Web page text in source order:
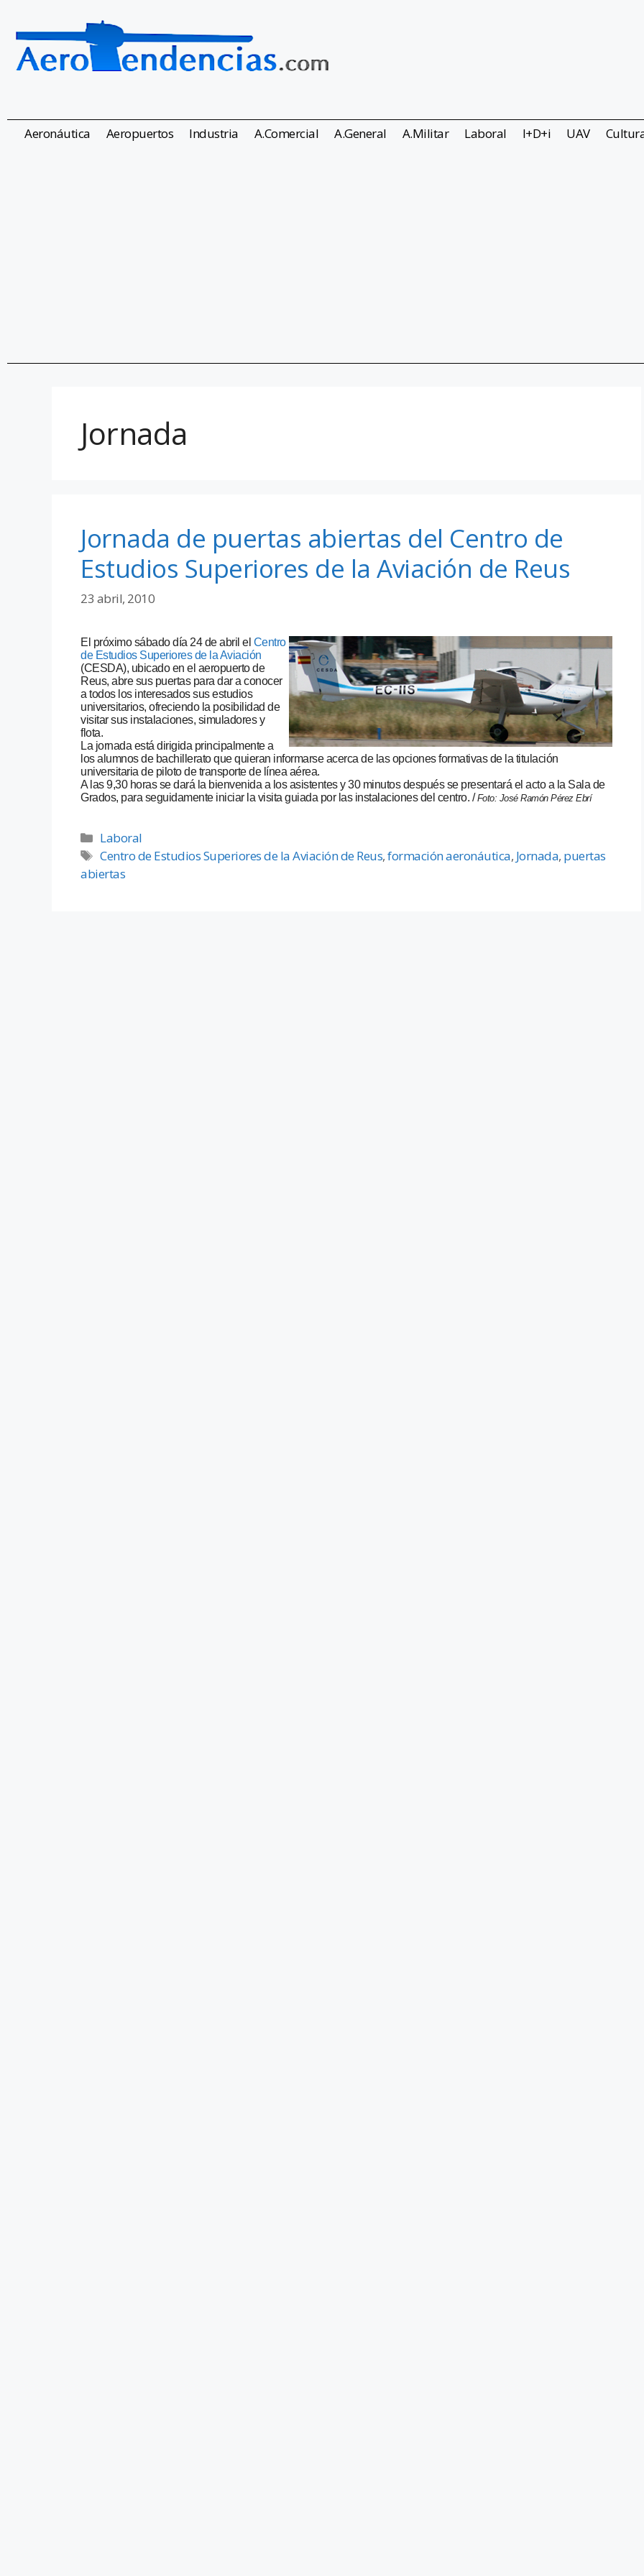
Aeronáutica Aeropuertos Industria A.Comercial A.General A.Militar Laboral I+D+i UAV
Jornada
Jornada de puertas abiertas del Centro de
Estudios Superiores de la Aviación de Reus
23 abril, 2010
El próximo sábado día 24 de abril el Centro
de Estudios Superiores de la Aviación
(CESDA), ubicado en el aeropuerto de
Reus, abre sus puertas para dar a conocer
a todos los interesados sus estudios
universitarios, ofreciendo la posibilidad de
visitar sus instalaciones, simuladores y
flota.
La jornada está dirigida principalmente a
los alumnos de bachillerato que quieran informarse acerca de las opciones formativas de la titulación
universitaria de piloto de transporte de línea aérea.
A las 9,30 horas se dará la bienvenida a los asistentes y 30 minutos después se presentará el acto a la Sala de
Grados, para seguidamente iniciar la visita guiada por las instalaciones del centro. /Foto: José Ramón Pérez Ebrí
Laboral
Centro de Estudios Superiores de la Aviación de Reus,formación aeronáutica, Jornada, puertas
abiertas